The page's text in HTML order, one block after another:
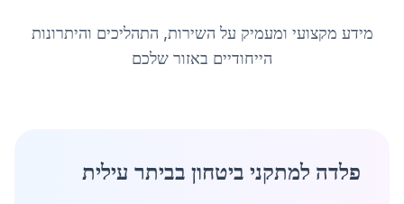
מידע מקצועי ומעמיק על השירות, התהליכים והיתרונות
הייחודיים באזור שלכם
פלדה למתקני ביטחון בביתר עילית